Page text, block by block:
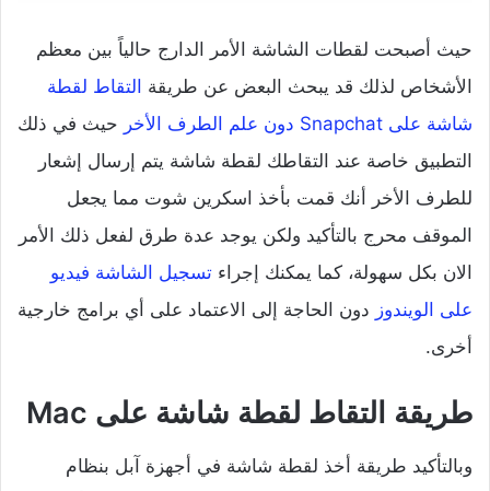
حيث أصبحت لقطات الشاشة الأمر الدارج حالياً بين معظم
الأشخاص لذلك قد يبحث البعض عن طريقة التقاط لقطة
شاشة على Snapchat دون علم الطرف الأخر
حيث في ذلك
التطبيق خاصة عند التقاطك لقطة شاشة يتم إرسال إشعار
للطرف الأخر أنك قمت بأخذ اسكرين شوت مما يجعل
الموقف محرج بالتأكيد ولكن يوجد عدة طرق لفعل ذلك الأمر
الان بكل سهولة، كما يمكنك إجراء تسجيل الشاشة فيديو
على الويندوز دون الحاجة إلى الاعتماد على أي برامج خارجية
أخرى.
طريقة التقاط لقطة شاشة على Mac
وبالتأكيد طريقة أخذ لقطة شاشة في أجهزة آبل بنظام